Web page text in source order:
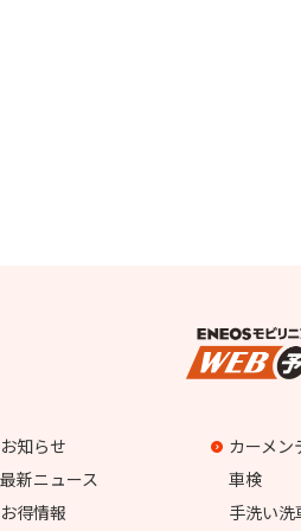
お知らせ
最新ニュース
お得情報
カーメン
車検
手洗い洗